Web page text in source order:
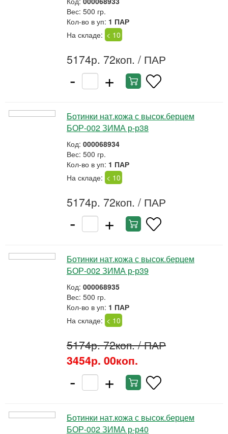
Вес: 500 гр.
Кол-во в уп: 1 ПАР
На складе: < 10
5174р. 72коп. / ПАР
- +
Ботинки нат.кожа с высок.берцем
БОР-002 ЗИМА р-р38
Код: 000068934
Вес: 500 гр.
Кол-во в уп: 1 ПАР
На складе: < 10
5174р. 72коп. / ПАР
- +
Ботинки нат.кожа с высок.берцем
БОР-002 ЗИМА р-р39
Код: 000068935
Вес: 500 гр.
Кол-во в уп: 1 ПАР
На складе: < 10
5174р. 72коп./ ПАР
3454р. 00коп.
- +
Ботинки нат.кожа с высок.берцем
БОР-002 ЗИМА р-р40